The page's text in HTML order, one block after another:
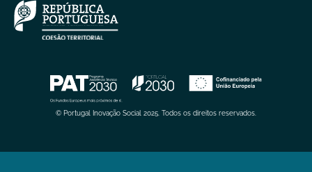
© Portugal Inovação Social 2025. Todos os direitos reservados.